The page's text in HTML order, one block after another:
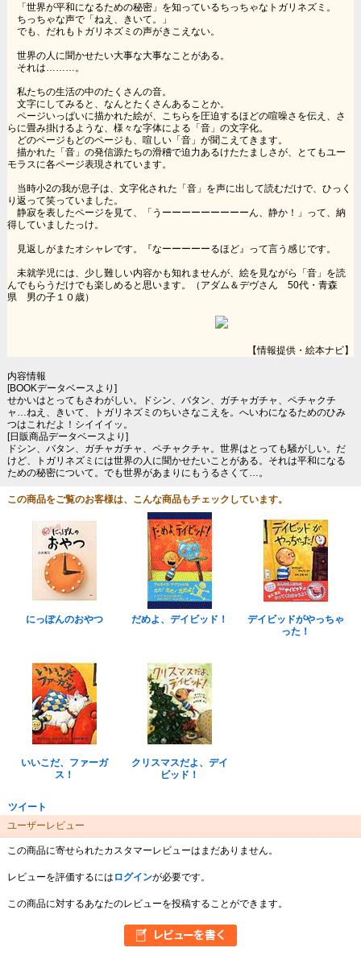
「世界が平和になるための秘密」を知っているちっちゃなトガリネズミ。
ちっちゃな声で「ねえ、きいて。」
でも、だれもトガリネズミの声がきこえない。
世界の人に聞かせたい大事な大事なことがある。
それは………。
私たちの生活の中のたくさんの音。
文字にしてみると、なんとたくさんあることか。
ページいっぱいに描かれた絵が、こちらを圧迫するほどの喧噪さを伝え、さ
らに畳み掛けるような、様々な字体による「音」の文字化。
どのページもどのページも、喧しい「音」が聞こえてきます。
描かれた「音」の発信源たちの滑稽で迫力あるけたたましさが、とてもユー
モラスに各ページ表現されています。
当時小2の我が息子は、文字化された「音」を声に出して読むだけで、ひっく
り返って笑っていました。
静寂を表したページを見て、「うーーーーーーーーーん、静か！」って、納
得していましたっけ。
見返しがまたオシャレです。『なーーーーーるほど』って言う感じです。
未就学児には、少し難しい内容かも知れませんが、絵を見ながら「音」を読
んでもらうだけでも楽しめると思います。（アダム＆デヴさん 50代・青森
県 男の子１０歳）
【情報提供・絵本ナビ】
内容情報
[BOOKデータベースより]
せかいはとってもさわがしい。ドシン、バタン、ガチャガチャ、ペチャクチ
ャ…ねえ、きいて、トガリネズミのちいさなこえを。へいわになるためのひみ
つはこれだよ！シイイイッ。
[日販商品データベースより]
ドシン、バタン、ガチャガチャ、ペチャクチャ。世界はとっても騒がしい。だ
けど、トガリネズミには世界の人に聞かせたいことがある。それは平和になる
ための秘密について。でも世界があまりにもうるさくて…。
この商品をご覧のお客様は、こんな商品もチェックしています。
にっぽんのおやつ だめよ、デイビッド！
デイビッドがやっちゃ
った！
いいこだ、ファーガ
ス！
クリスマスだよ、デイ
ビッド！
ツイート
ユーザーレビュー
この商品に寄せられたカスタマーレビューはまだありません。
レビューを評価するには ログインが必要です。
この商品に対するあなたのレビューを投稿することができます。